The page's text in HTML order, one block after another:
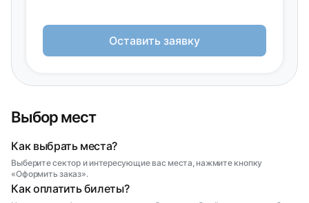
Выбор мест
Как выбрать места?
Выберите сектор и интересующие вас места, нажмите кнопку
«Оформить заказ».
Как оплатить билеты?
Оставить заявку